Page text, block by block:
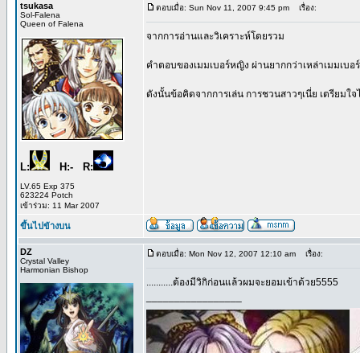
tsukasa
Sol-Falena
Queen of Falena
L: H:- R:
LV.65 Exp 375
623224 Potch
เข้าร่วม: 11 Mar 2007
ตอบเมื่อ: Sun Nov 11, 2007 9:45 pm เรื่อง:
จากการอ่านและวิเคราะห์โดยรวม
คำตอบของเมมเบอร์หญิง ผ่านยากกว่าเหล่าเมมเบอ
ดังนั้นข้อคิดจากการเล่น การชวนสาวๆเนี่ย เตรียมใ
ขึ้นไปข้างบน
DZ
Crystal Valley
Harmonian Bishop
ตอบเมื่อ: Mon Nov 12, 2007 12:10 am เรื่อง:
...........ต้องมีวิกิก่อนแล้วผมจะยอมเข้าด้วย5555